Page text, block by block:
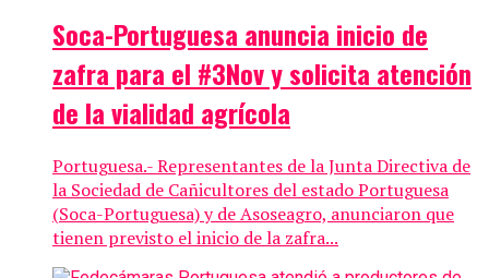
Soca-Portuguesa anuncia inicio de
zafra para el #3Nov y solicita atención
de la vialidad agrícola
Portuguesa.- Representantes de la Junta Directiva de
la Sociedad de Cañicultores del estado Portuguesa
(Soca-Portuguesa) y de Asoseagro, anunciaron que
tienen previsto el inicio de la zafra...